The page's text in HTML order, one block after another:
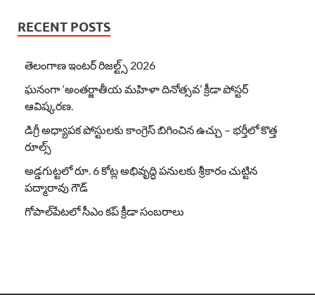
RECENT POSTS
తెలంగాణ ఇంటర్ రిజల్ట్స్ 2026
ఘనంగా ‘అంతర్జాతీయ మహిళా దినోత్సవ’ క్రీడా పోస్టర్
ఆవిష్కరణ.
డిగ్రీ అధ్యాపక పోస్టులకు కాంగ్రెస్ బిగించిన ఉచ్చు – భర్తీలో కొత్త
రూల్స్
అడ్డగుట్టలో రూ. 6 కోట్ల అభివృద్ధి పనులకు శ్రీకారం చుట్టిన
పద్మారావు గౌడ్
గోపాల్‌పేటలో సీఎం కప్ క్రీడా సంబరాలు